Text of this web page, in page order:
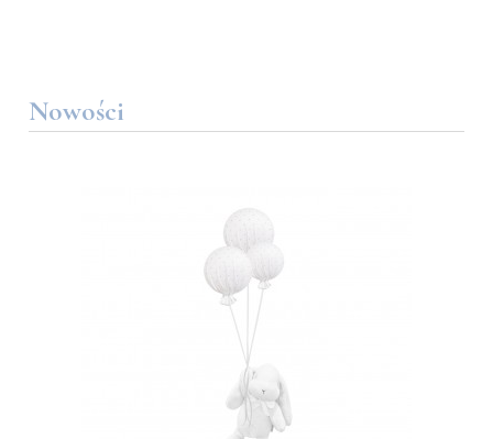
Nowości